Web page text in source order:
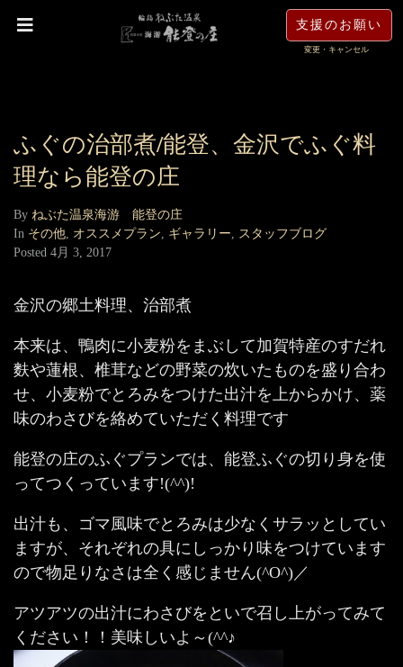
支援のお願い
変更・キャンセル
ふぐの治部煮/能登、金沢でふぐ料
理なら能登の庄
By ねぶた温泉海游 能登の庄
In その他, オススメプラン, ギャラリー, スタッフブログ
Posted 4月 3, 2017
金沢の郷土料理、治部煮
本来は、鴨肉に小麦粉をまぶして加賀特産のすだれ
麩や蓮根、椎茸などの野菜の炊いたものを盛り合わ
せ、小麦粉でとろみをつけた出汁を上からかけ、薬
味のわさびを絡めていただく料理です
能登の庄のふぐプランでは、能登ふぐの切り身を使
ってつくっています!(^^)!
出汁も、ゴマ風味でとろみは少なくサラッとしてい
ますが、それぞれの具にしっかり味をつけています
ので物足りなさは全く感じません(^O^)／
アツアツの出汁にわさびをといで召し上がってみて
ください！！美味しいよ～(^^♪